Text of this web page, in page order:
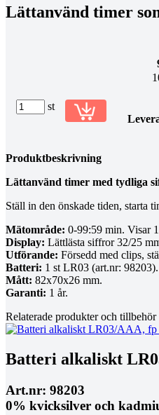
Lättanvänd timer
st
Produktbeskrivning
Lättanvänd timer med tydliga
Ställ in den önskade tiden, starta
Mätområde: 0-99:59 min. Visar
Display: Lättlästa siffror 32/25
Utförande: Försedd med clips,
Batteri: 1 st LR03 (art.nr:
Mått: 82x70x26 mm.
Garanti: 1 år.
Relaterade produkter och tillbehör
Batteri alkaliskt
Art.nr: 98203
0% kvicksilver och